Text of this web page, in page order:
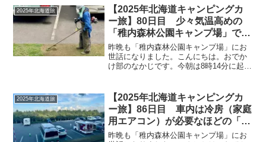
から「稚内森林公園キャンプ場」入りさ
れていたハ...
2025年北海道旅
【2025年北海道キャンピングカ
ー旅】80日目 少々気温高めの
「稚内森林公園キャンプ場」で、
お昼ご飯時は冷房（家庭用エアコ
ン）ON！それでも木陰は快適
で、日中は常連の先輩方とのんび
昨晩も「稚内森林公園キャンプ場」にお
世話になりました。こんにちは。おでか
け部のなかじです。今朝は8時14分に起
か…。起床時の温度計はこちら。気温は
上昇中です。まずはみ...
2025年北海道旅
【2025年北海道キャンピングカ
ー旅】86日目 車内は冷房（家庭
用エアコン）が必要なほどの「稚
内森林公園キャンプ場」でした
昨晩も「稚内森林公園キャンプ場」にお